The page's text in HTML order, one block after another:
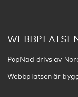
PopNad drivs av
Webbplatsen är